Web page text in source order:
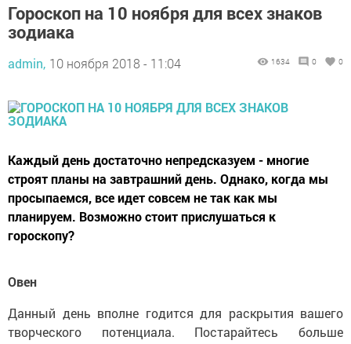
Гороскоп на 10 ноября для всех знаков
зодиака
admin, 10 ноября 2018 - 11:04 1634 0 0
Каждый день достаточно непредсказуем - многие
строят планы на завтрашний день. Однако, когда мы
просыпаемся, все идет совсем не так как мы
планируем. Возможно стоит прислушаться к
гороскопу?
Овен
Данный день вполне годится для раскрытия вашего
творческого потенциала. Постарайтесь больше